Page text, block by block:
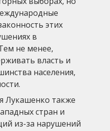
этих
в
не менее,
власть и
населения,
Лукашенко также
стран и
из-за нарушений